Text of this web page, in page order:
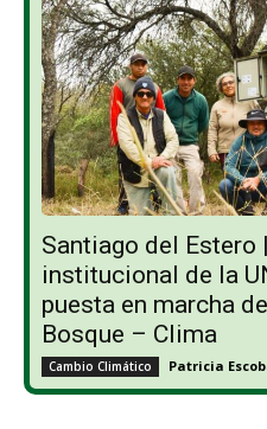
Santiago del Estero
institucional de la
puesta en marcha
Bosque – Clima
Cambio Climático Patricia